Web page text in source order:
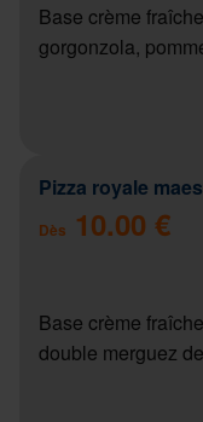
Base crème
gorgonzola,
Pizza royale
Dès 10.00 €
Base crème
double merguez